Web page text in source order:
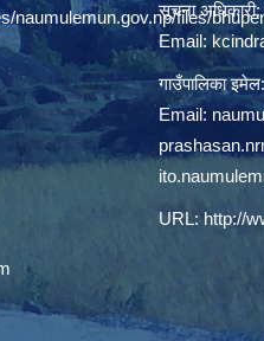
naumulemun.gov.np/files/
सूचना
Email:
गाउँपालिका इमेल:
Email:
URL:http://